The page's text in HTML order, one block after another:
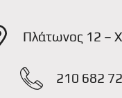
Πλάτωνος 12 –
210 682